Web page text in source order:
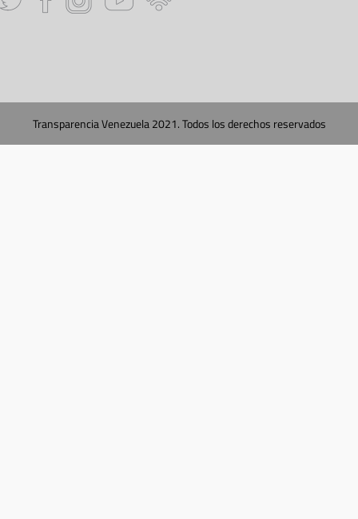
Transparencia Venezuela 2021. Todos los derechos reservados